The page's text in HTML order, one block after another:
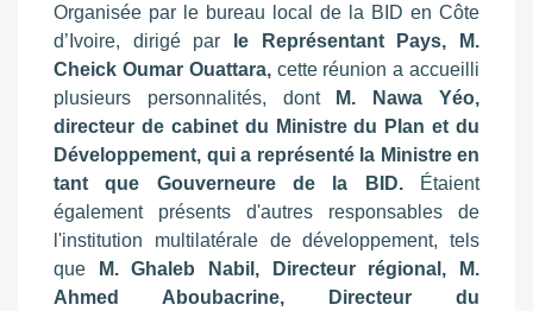
Organisée par le bureau local de la BID en Côte
d’Ivoire, dirigé par
le Représentant Pays, M.
Cheick Oumar Ouattara, cette réunion a accueilli
plusieurs personnalités, dont
M. Nawa Yéo,
directeur de cabinet du Ministre du Plan et du
Développement, qui a représenté la Ministre en
tant que Gouverneure de la BID.Étaient
également présents d'autres responsables de
l'institution multilatérale de développement, tels
que
M. Ghaleb Nabil, Directeur régional, M.
Ahmed Aboubacrine, Directeur du